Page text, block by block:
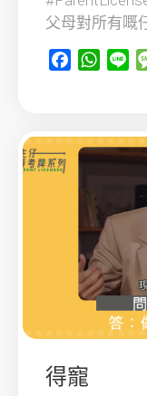
父母對所有嘅
Facebook
得寵